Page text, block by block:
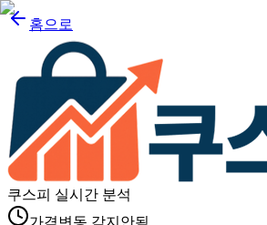
홈으로
쿠스피 실시간 분석
가격변동 감지안됨